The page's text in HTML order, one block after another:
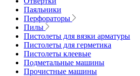
Паяльники
Перфораторы
Пилы
Пистолеты для вязки арматуры
Пистолеты для герметика
Пистолеты клеевые
Подметальные машины
Прочистные машины